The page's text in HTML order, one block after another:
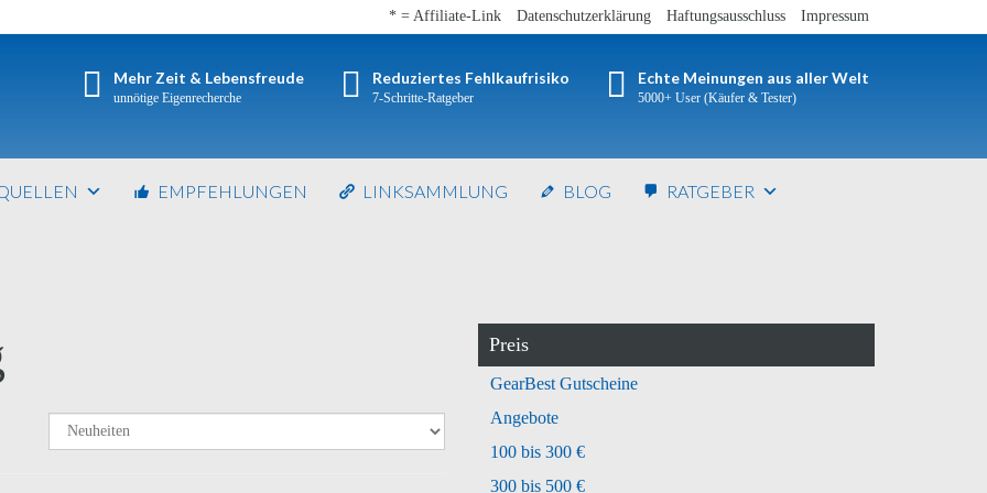
* = Affiliate-Link Datenschutzerklärung Haftungsausschluss Impressum
Mehr Zeit & Lebensfreude
unnötige Eigenrecherche
Reduziertes Fehlkaufrisiko
7-Schritte-Ratgeber
Echte Meinungen aus aller Welt
5000+ User (Käufer & Tester)
EMPFEHLUNGEN LINKSAMMLUNG BLOG RATGEBER
Preis
GearBest Gutscheine
Angebote
100 bis 300 €
300 bis 500 €